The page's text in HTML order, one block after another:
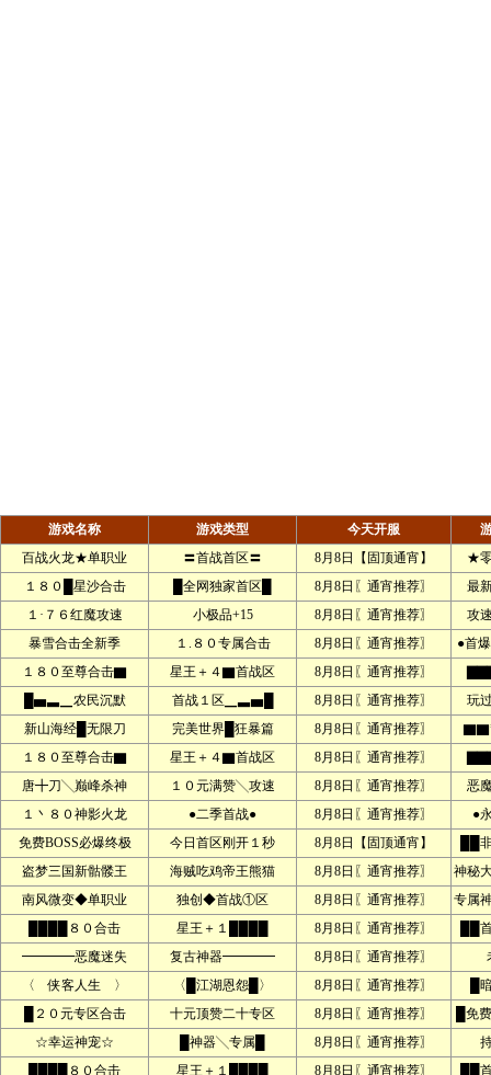
游戏名称 游戏类型 今天开服
百战火龙★单职业
〓首战首区〓 8月8日【固顶通宵】
★
１８０█星沙合击
█全网独家首区█ 8月8日〖通宵推荐〗
最
１·７６红魔攻速
小极品+15 8月8日〖通宵推荐〗
攻
暴雪合击全新季
１.８０专属合击 8月8日〖通宵推荐〗
●首
１８０至尊合击▇
星王＋４▇首战区 8月8日〖通宵推荐〗
█▅▃▁农民沉默
首战１区▁▃▅█ 8月8日〖通宵推荐〗
玩
新山海经█无限刀
完美世界█狂暴篇 8月8日〖通宵推荐〗
１８０至尊合击▇
星王＋４▇首战区 8月8日〖通宵推荐〗
唐╋刀╲巅峰杀神
１０元满赞╲攻速 8月8日〖通宵推荐〗
恶
１丶８０神影火龙
●二季首战● 8月8日〖通宵推荐〗
●
免费BOSS必爆终极
今日首区刚开１秒 8月8日【固顶通宵】
██
盗梦三国新骷髅王
海贼吃鸡帝王熊猫 8月8日〖通宵推荐〗
神秘
南风微变◆单职业
独创◆首战①区 8月8日〖通宵推荐〗
专属
████８０合击
星王＋１████ 8月8日〖通宵推荐〗
██
━━━━恶魔迷失
复古神器━━━━ 8月8日〖通宵推荐〗
〈 侠客人生 〉
〈█江湖恩怨█〉 8月8日〖通宵推荐〗
█
█２０元专区合击
十元顶赞二十专区 8月8日〖通宵推荐〗
█免
☆幸运神宠☆
█神器╲专属█ 8月8日〖通宵推荐〗
████８０合击
星王＋１████ 8月8日〖通宵推荐〗 ██